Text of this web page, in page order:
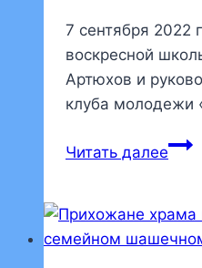
7 сентября 2022
воскресной
Артюхов и
клуба молодежи
Читать далее
и